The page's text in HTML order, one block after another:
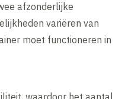
afzonderlijke
variëren van
moet functioneren in